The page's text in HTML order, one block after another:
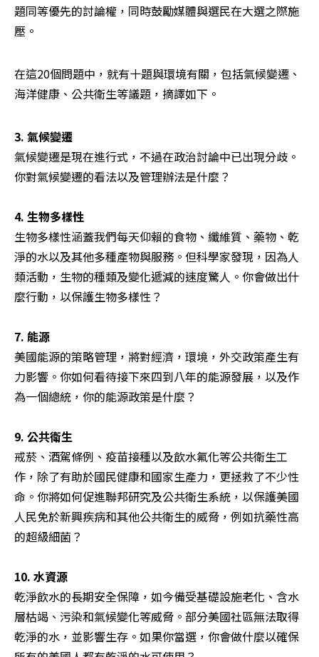
題同等優先的討論權，同時鼓勵媒體與選民在大選之際施
壓。
在這20個問題中，就有十題與環境有關，包括氣候變遷、
海洋健康、公共衛生等議題，摘譯如下。
3. 氣候變遷
氣候變遷是現在進行式，不過在政治討論中已出現分歧。
你對氣候變遷的看法以及管理辦法是什麼？
4. 生物多樣性
生物多樣性涵蓋我們每天仰賴的食物、纖維質、藥物、乾
淨的水以及其他多種產物與服務。但科學家發現，因為人
類活動，生物的種類及變化遞減的速度驚人。你會做出什
麼行動，以保護生物多樣性？
7. 能源
美國能源的策略管理，將對經濟，環境，外交政策產生有
力影響。你如何看待接下來四到八年的能源發展，以及作
為一個總統，你的能源政策是什麼？
9. 公共衛生
戒菸、酒駕條例、疫苗接種以及飲水氟化等公共衛生工
作，除了有助於國民健康和國家生產力，更拯救了不少性
命。你將如何促進聯邦研究及公共衛生系統，以保護美國
人民免於新興疾病和其他公共衛生的威脅，例如抗藥性高
的超級細菌？
10. 水資源
乾淨飲水的長期安全保障，如今備受基礎設施老化、含水
層枯竭、污染和氣候變化等威脅。部分美國社區無法取得
乾淨的水，並影響生存。如果你當選，你會做什麼以確保